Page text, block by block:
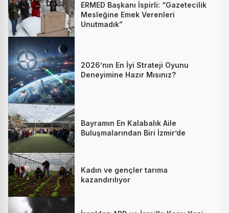
ERMED Başkanı İspirli: “Gazetecilik
Mesleğine Emek Verenleri
Unutmadık”
2026’nın En İyi Strateji Oyunu
Deneyimine Hazır Mısınız?
Bayramın En Kalabalık Aile
Buluşmalarından Biri İzmir’de
Kadın ve gençler tarıma
kazandırılıyor